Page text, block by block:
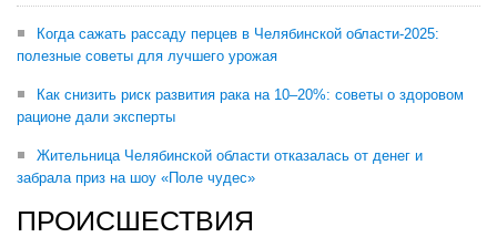
Когда сажать рассаду перцев в Челябинской области-2025:
полезные советы для лучшего урожая
Как снизить риск развития рака на 10–20%: советы о здоровом
рационе дали эксперты
Жительница Челябинской области отказалась от денег и
забрала приз на шоу «Поле чудес»
ПРОИСШЕСТВИЯ